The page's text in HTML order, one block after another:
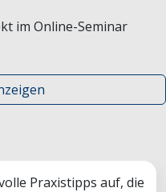
im Online-Seminar
Praxistipps auf, die